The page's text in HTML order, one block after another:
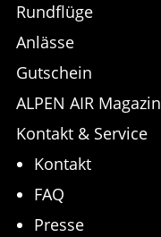
Rundflüge
Anlässe
Gutschein
ALPEN AIR Magazin
Kontakt & Service
Kontakt
FAQ
Presse